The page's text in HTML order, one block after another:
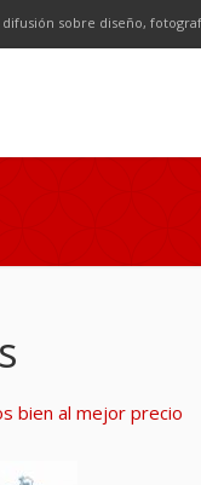
sobre diseño,
Google Plus
LinkedInRSS
bien al mejor precio